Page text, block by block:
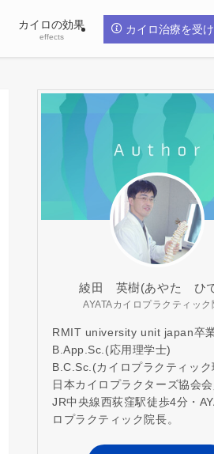
カイロの効果
effects
カイロ治療を受
綾田 英樹(あやた ひ
AYATAカイロプラクティック
RMIT university unit japan卒
B.App.Sc.(応用理学士)
B.C.Sc.(カイロプラクティック
日本カイロプラクターズ協会会
JR中央線西荻窪駅徒歩4分・
ロプラクティック院長。